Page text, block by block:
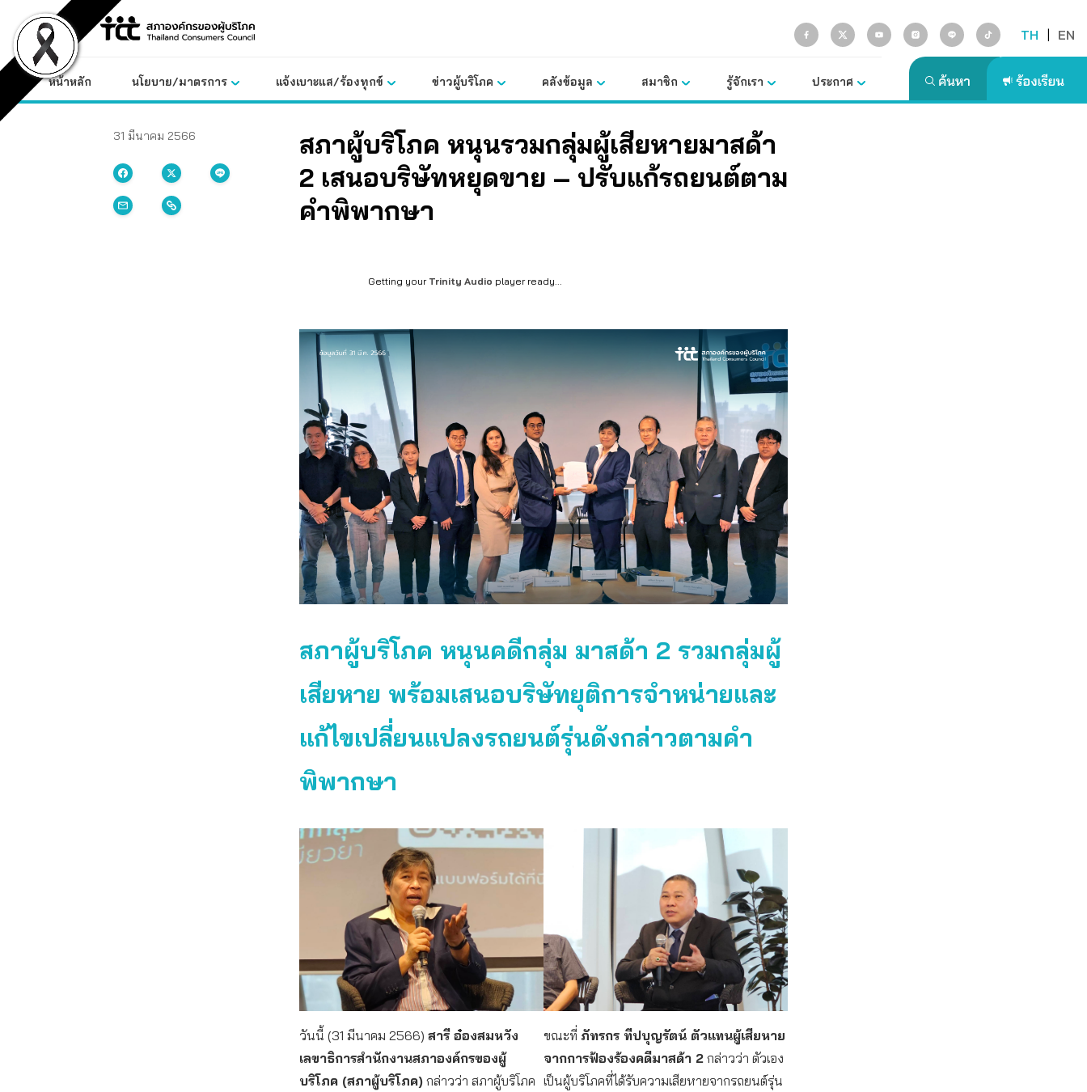
content
TH | EN
หน้าหลัก นโยบาย/มาตรการ แจ้งเบาะแส/ร้องทุกข์ ข่าวผู้บริโภค คลังข้อมูล สมาชิก รู้จักเรา ประกาศ
31 มีนาคม 2566
สภาผู้บริโภค หนุนรวมกลุ่มผู้เสียหายมาสด้า
2 เสนอบริษัทหยุดขาย – ปรับแก้รถยนต์ตาม
คำพิพากษา
Getting your Trinity Audio player ready...
สภาผู้บริโภค หนุนคดีกลุ่ม มาสด้า 2 รวมกลุ่มผู้
เสียหาย พร้อมเสนอบริษัทยุติการจำหน่ายและ
แก้ไขเปลี่ยนแปลงรถยนต์รุ่นดังกล่าวตามคำ
พิพากษา
วันนี้ (31 มีนาคม 2566) สารี อ๋องสมหวัง
เลขาธิการสำนักงานสภาองค์กรของผู้
บริโภค (สภาผู้บริโภค) กล่าวว่า สภาผู้บริโภค
ขณะที่ ภัทรกร ทีปบุญรัตน์ ตัวแทนผู้เสียหาย
จากการฟ้องร้องคดีมาสด้า 2 กล่าวว่า ตัวเอง
เป็นผู้บริโภคที่ได้รับความเสียหายจากรถยนต์รุ่น